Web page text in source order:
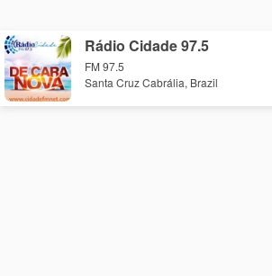
Rádio Cidade 97.5
FM 97.5
Santa Cruz Cabrália, Brazil